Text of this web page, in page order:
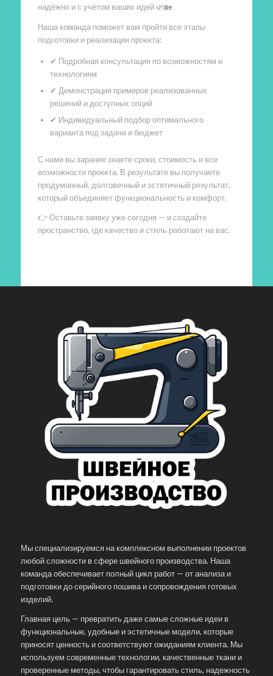
надёжно и с учётом ваших идей 🌿🏡
Наша команда поможет вам пройти все этапы
подготовки и реализации проекта:
✔ Подробная консультация по возможностям и
технологиям
✔ Демонстрация примеров реализованных
решений и доступных опций
✔ Индивидуальный подбор оптимального
варианта под задачи и бюджет
С нами вы заранее знаете сроки, стоимость и все
возможности проекта. В результате вы получаете
продуманный, долговечный и эстетичный результат,
который объединяет функциональность и комфорт.
👉 Оставьте заявку уже сегодня — и создайте
пространство, где качество и стиль работают на вас.
Мы специализируемся на комплексном выполнении проектов
любой сложности в сфере швейного производства. Наша
команда обеспечивает полный цикл работ — от анализа и
подготовки до серийного пошива и сопровождения готовых
изделий.
Главная цель — превратить даже самые сложные идеи в
функциональные, удобные и эстетичные модели, которые
приносят ценность и соответствуют ожиданиям клиента. Мы
используем современные технологии, качественные ткани и
проверенные методы, чтобы гарантировать стиль, надежность